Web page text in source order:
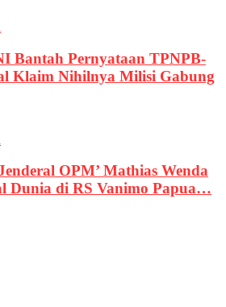
Bantah Pernyataan TPNPB-
Klaim Nihilnya Milisi Gabung
OPM’ Mathias Wenda
Dunia di RS Vanimo Papua…